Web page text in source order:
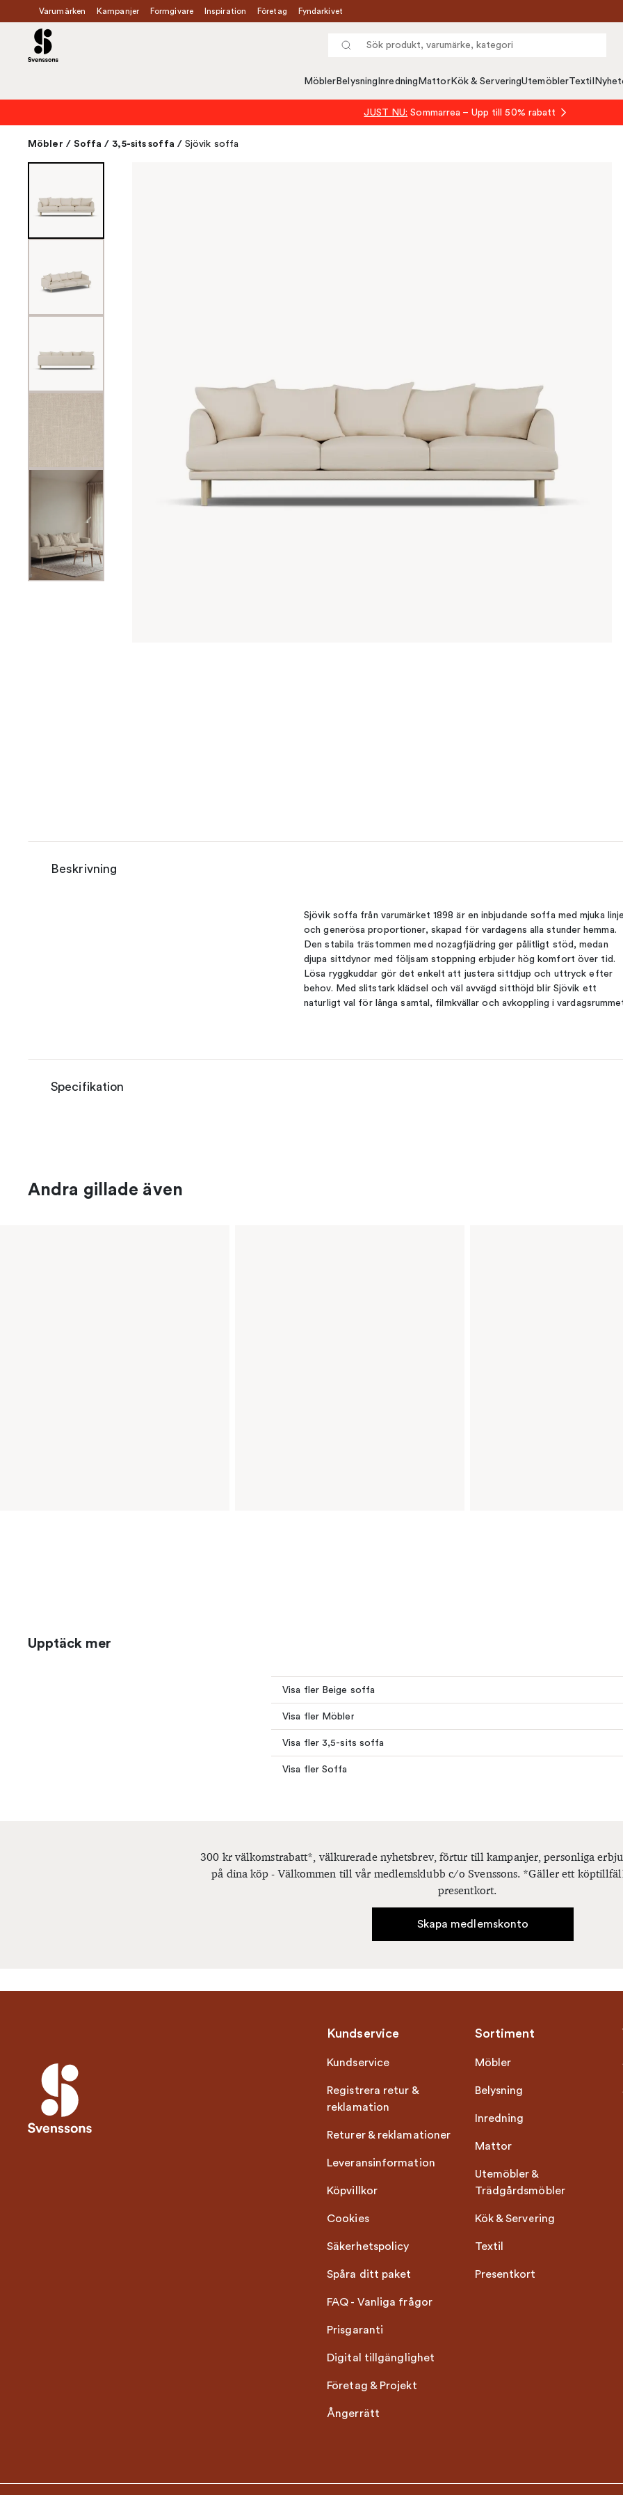
Varumärken Kampanjer Formgivare Inspiration Företag Fyndarkivet
Möbler Belysning Inredning MattorKök & ServeringUtemöblerTextil
JUST NU: Sommarrea – Upp till 50% rabatt
Möbler / Soffa / 3,5-sits soffa / Sjövik soffa
Beskrivning
Sjövik soffa från varumärket 1898 är en inbjudande soffa med mjuka
och generösa proportioner, skapad för vardagens alla stunder hemma.
Den stabila trästommen med nozagfjädring ger pålitligt stöd, medan
djupa sittdynor med följsam stoppning erbjuder hög komfort över tid.
Lösa ryggkuddar gör det enkelt att justera sittdjup och uttryck efter
behov. Med slitstark klädsel och väl avvägd sitthöjd blir Sjövik ett
naturligt val för långa samtal, filmkvällar och avkoppling i
Specifikation
Andra gillade även
Upptäck mer
Visa fler Beige soffa
Visa fler Möbler
Visa fler 3,5-sits soffa
Visa fler Soffa
300 kr välkomstrabatt*, välkurerade nyhetsbrev, förtur till kampanjer, personliga
på dina köp - Välkommen till vår medlemsklubb c/o Svenssons. *Gäller ett
presentkort.
Skapa medlemskonto
Kundservice
Kundservice
Registrera retur &
reklamation
Returer & reklamationer
Leveransinformation
Köpvillkor
Cookies
Säkerhetspolicy
Spåra ditt paket
FAQ - Vanliga frågor
Prisgaranti
Digital tillgänglighet
Företag & Projekt
Ångerrätt
Sortiment
Möbler
Belysning
Inredning
Mattor
Utemöbler &
Trädgårdsmöbler
Kök & Servering
Textil
Presentkort